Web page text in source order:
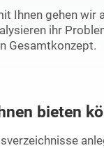
Ihnen gehen wir
ihr
Gesamtkonzept.
bieten